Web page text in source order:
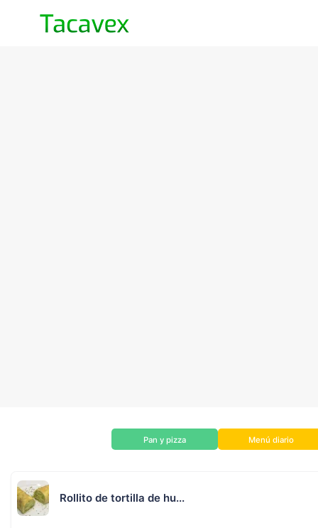
Pan y pizza Menú diario
Rollito de tortilla de hu...